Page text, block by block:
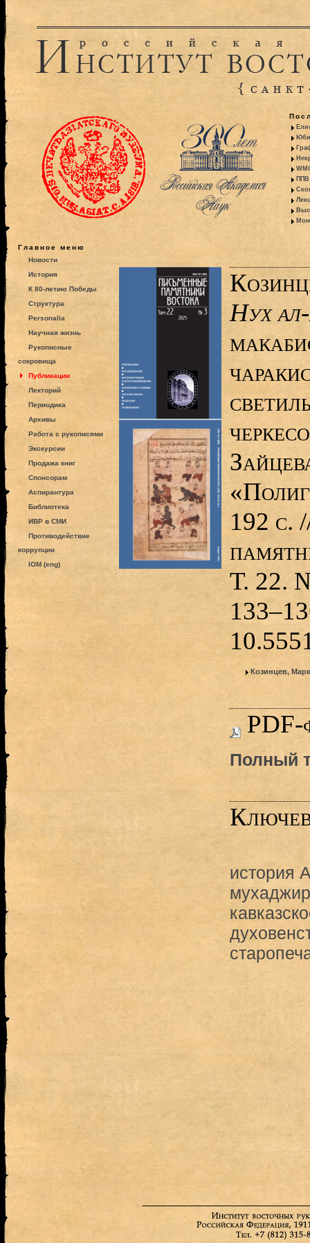
ППВ
Главное меню
Новости
История
К 80-летию Победы
Структура
Personalia
Научная жизнь
Рукописные
сокровища
Публикации
Лекторий
Периодика
Архивы
Работа с рукописями
Экскурсии
Продажа книг
Спонсорам
Аспирантура
Библиотека
ИВР в СМИ
Противодействие
коррупции
IOM (eng)
Нух
192 с.
Т. 22.
Козинцев,
PDF-
Полный
история